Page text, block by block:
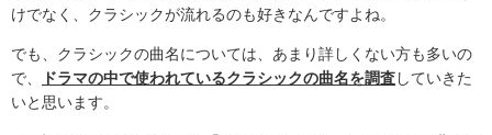
けでなく、クラシックが流れるのも好きなんですよね。
でも、クラシックの曲名については、あまり詳しくない方も多いの
で、
ドラマの中で使われているクラシックの曲名を調査 していきた
いと思います。